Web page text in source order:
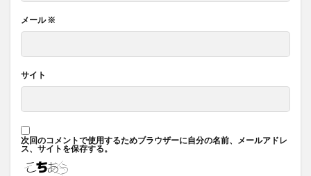
メール※
サイト
次回のコメントで使用するためブラウザーに自分の名前、メールアドレ
ス、サイトを保存する。